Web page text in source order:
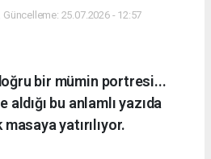
Güncelleme: 25.07.2026 - 12:57
bir mümin portresi...
bu anlamlı yazıda
yatırılıyor.